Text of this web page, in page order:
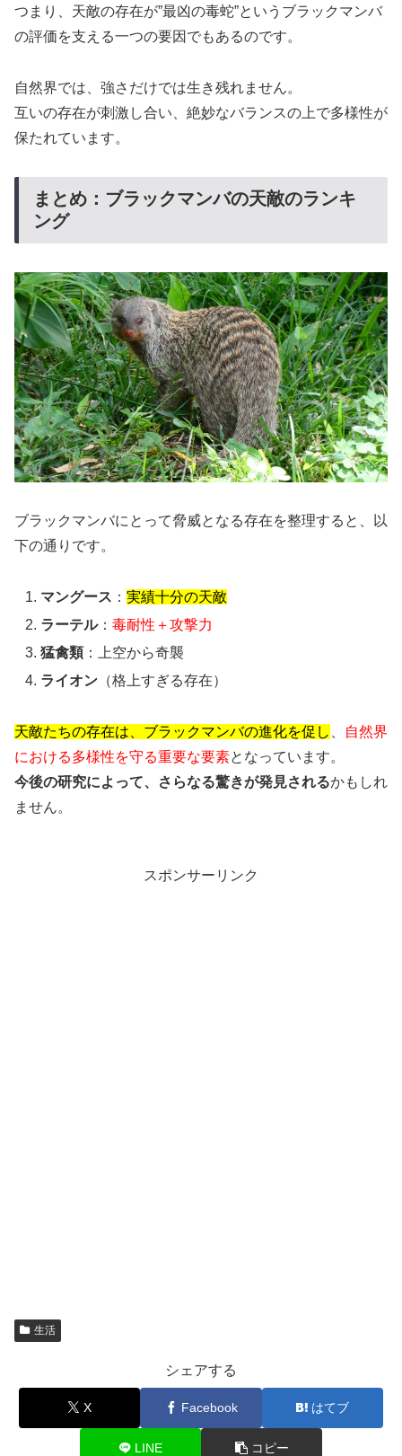
つまり、天敵の存在が”最凶の毒蛇”というブラックマンバ
の評価を支える一つの要因でもあるのです。
自然界では、強さだけでは生き残れません。
互いの存在が刺激し合い、絶妙なバランスの上で多様性が
保たれています。
まとめ：ブラックマンバの天敵のランキ
ング
ブラックマンバにとって脅威となる存在を整理すると、以
下の通りです。
マングース ：実績十分の天敵
ラーテル：毒耐性＋攻撃力
猛禽類：上空から奇襲
ライオン （格上すぎる存在）
天敵たちの存在は、ブラックマンバの進化を促し
自然界
における多様性を守る重要な要素となっています。
今後の研究によって、さらなる驚きが発見されるかもしれ
ません。
スポンサーリンク
生活
シェアする
X Facebook はてブ
LINE コピー